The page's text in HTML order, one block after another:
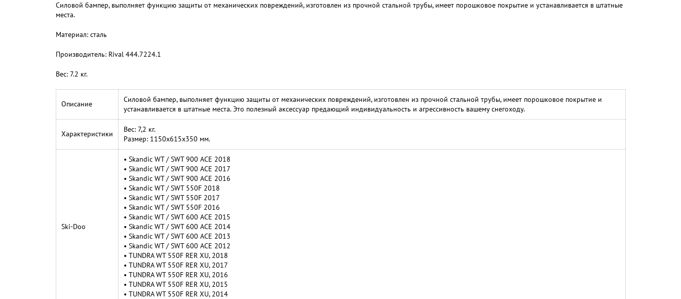
Силовой бампер, выполняет функцию защиты от механических повреждений, изготовлен из прочной стальной трубы, имеет порошковое покрытие и устанавливается в штатные
места.
Материал:сталь
Производитель:Rival 444.7224.1
Вес:7.2 кг.
Описание
Силовой бампер, выполняет функцию защиты от механических повреждений, изготовлен из прочной стальной трубы, имеет порошковое покрытие и
устанавливается в штатные места. Это полезный аксессуар предающий индивидуальность и агрессивность вашему снегоходу.
Характеристики
Вес: 7,2 кг.
Размер: 1150х615х350 мм.
Ski-Doo
• Skandic WT / SWT 900 ACE 2018
• Skandic WT / SWT 900 ACE 2017
• Skandic WT / SWT 900 ACE 2016
• Skandic WT / SWT 550F 2018
• Skandic WT / SWT 550F 2017
• Skandic WT / SWT 550F 2016
• Skandic WT / SWT 600 ACE 2015
• Skandic WT / SWT 600 ACE 2014
• Skandic WT / SWT 600 ACE 2013
• Skandic WT / SWT 600 ACE 2012
• TUNDRA WT 550F RER XU, 2018
• TUNDRA WT 550F RER XU, 2017
• TUNDRA WT 550F RER XU, 2016
• TUNDRA WT 550F RER XU, 2015
• TUNDRA WT 550F RER XU, 2014